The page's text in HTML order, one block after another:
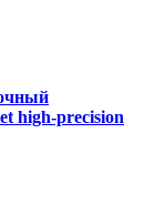
high-precision